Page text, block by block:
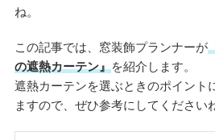
ね。
この記事では、窓装飾プランナーが
の遮熱カーテン』を紹介します。
遮熱カーテンを選ぶときのポイント
ますので、ぜひ参考にしてください